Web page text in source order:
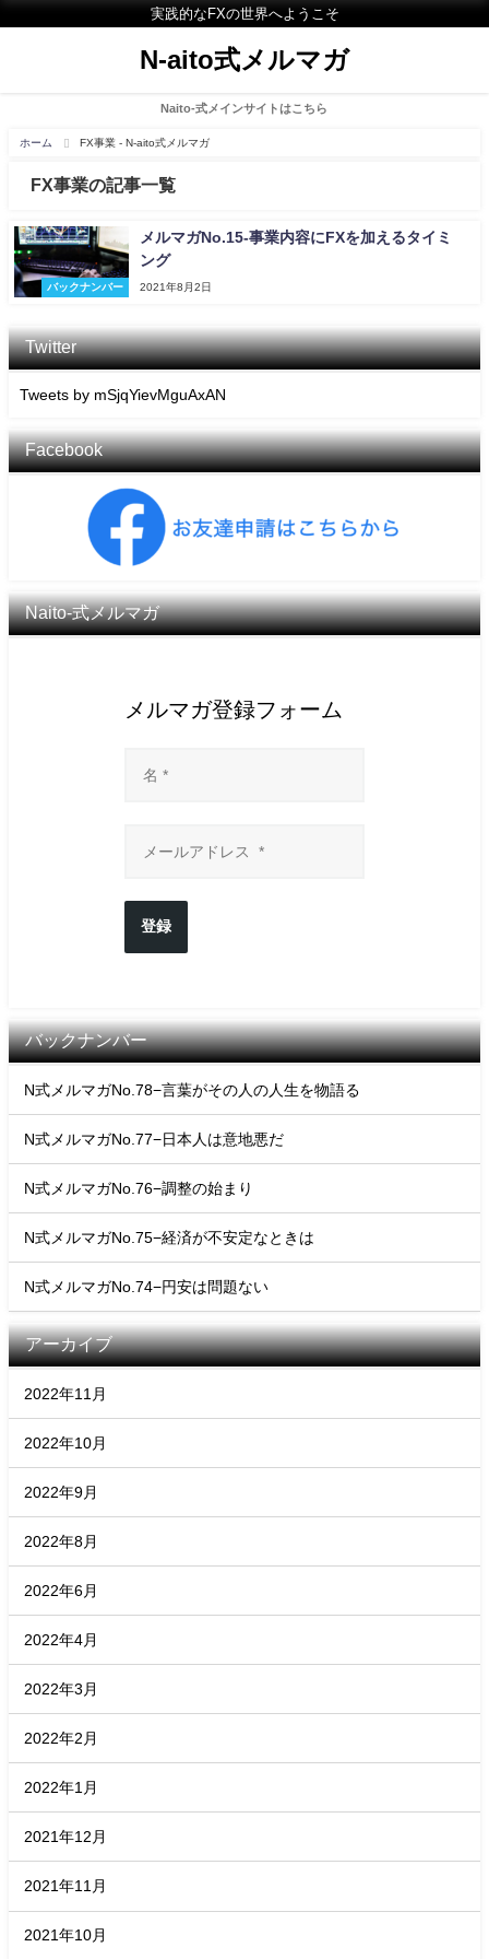
実践的なFXの世界へようこそ
N-aito式メルマガ
Naito-式メインサイトはこちら
ホーム FX事業 - N-aito式メルマガ
FX事業の記事一覧
バックナンバー
メルマガNo.15-事業内容にFXを加えるタイミ
ング
2021年8月2日
Twitter
Tweets by mSjqYievMguAxAN
Facebook
Naito-式メルマガ
メルマガ登録フォーム
登録
バックナンバー
N式メルマガNo.78−言葉がその人の人生を物語る
N式メルマガNo.77−日本人は意地悪だ
N式メルマガNo.76−調整の始まり
N式メルマガNo.75−経済が不安定なときは
N式メルマガNo.74−円安は問題ない
アーカイブ
2022年11月
2022年10月
2022年9月
2022年8月
2022年6月
2022年4月
2022年3月
2022年2月
2022年1月
2021年12月
2021年11月
2021年10月